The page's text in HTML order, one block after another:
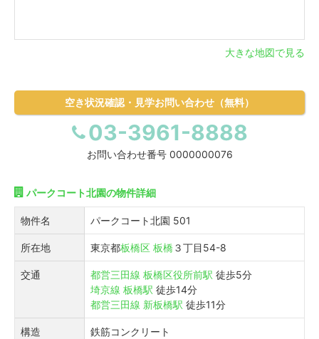
大きな地図で見る
空き状況確認・見学お問い合わせ（無料）
03-3961-8888
お問い合わせ番号0000000076
パークコート北園の物件詳細
物件名 パークコート北園 501
所在地 東京都板橋区 板橋 ３丁目54-8
交通 都営三田線 板橋区役所前駅 徒歩5分
埼京線 板橋駅 徒歩14分
都営三田線 新板橋駅 徒歩11分
構造 鉄筋コンクリート